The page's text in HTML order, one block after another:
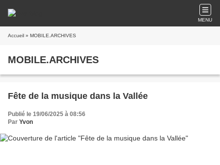
MENU
Accueil » MOBILE.ARCHIVES
MOBILE.ARCHIVES
Fête de la musique dans la Vallée
Publié le 19/06/2025 à 08:56
Par Yvon